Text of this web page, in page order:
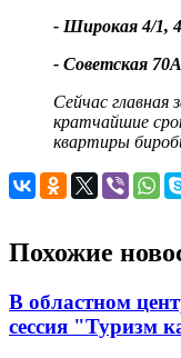
- Широкая 4/1,
- Советская
Сейчас
кратчайшие
квартиры
Похожие
В областном
сессия "Туризм